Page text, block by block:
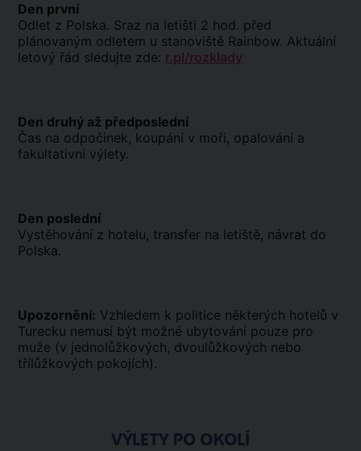
Den první
Odlet z Polska. Sraz na letišti 2 hod. před
plánovaným odletem u stanoviště Rainbow. Aktuální
letový řád sledujte zde: r.pl/rozklady
Den druhý až předposlední
Čas na odpočinek, koupání v moři, opalování a
fakultativní výlety.
Den poslední
Vystěhování z hotelu, transfer na letiště, návrat do
Polska.
Upozornění: Vzhledem k politice některých hotelů v
Turecku nemusí být možné ubytování pouze pro
muže (v jednolůžkových, dvoulůžkových nebo
třílůžkových pokojích).
VÝLETY PO OKOLÍ